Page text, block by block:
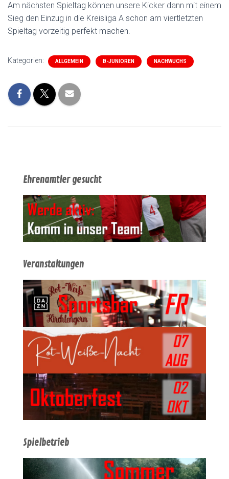
Am nächsten Spieltag können unsere Kicker dann mit einem
Sieg den Einzug in die Kreisliga A schon am viertletzten
Spieltag vorzeitig perfekt machen.
Kategorien: ALLGEMEIN B-JUNIOREN NACHWUCHS
Ehrenamtler gesucht
Veranstaltungen
Spielbetrieb